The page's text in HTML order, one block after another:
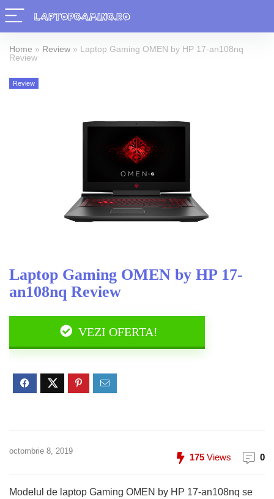
Home » Review » Laptop Gaming OMEN by HP 17-an108nq
Review
Review
Laptop Gaming OMEN by HP 17-
an108nq Review
VEZI OFERTA!
octombrie 8, 2019
175 Views 0
Modelul de laptop Gaming OMEN by HP 17-an108nq se